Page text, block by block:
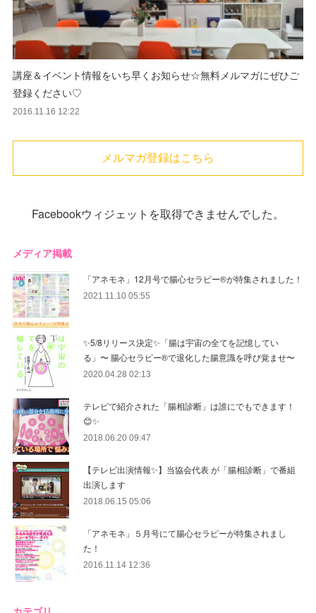
講座＆イベント情報をいち早くお知らせ☆無料メルマガにぜひご
登録ください♡
2016.11.16 12:22
メルマガ登録はこちら
Facebookウィジェットを取得できませんでした。
メディア掲載
「アネモネ」12月号で腸心セラピー®︎が特集されました！
2021.11.10 05:55
✨5/8リリース決定✨「腸は宇宙の全てを記憶してい
る」〜 腸心セラピー®︎で退化した腸意識を呼び覚ませ〜
2020.04.28 02:13
テレビで紹介された「腸相診断」は誰にでもできます！
😊✨
2018.06.20 09:47
【テレビ出演情報✨】当協会代表 が「腸相診断」で番組
出演します
2018.06.15 05:06
「アネモネ」５月号にて腸心セラピーが特集されまし
た！
2016.11.14 12:36